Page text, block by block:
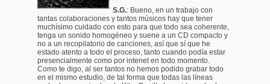
S.G.: Bueno, en un trabajo con
tantas colaboraciones y tantos músicos hay que tener
muchísimo cuidado con esto para que todo sea coherente,
tenga un sonido homogéneo y suene a un CD compacto y
no a un recopilatorio de canciones, así que sí que he
estado atento a todo el proceso, tanto cuando podía estar
presencialmente como por intenet en todo momento.
Como te digo, al ser tantos no hemos podido grabar todo
en el mismo estudio, de tal forma que todas las líneas